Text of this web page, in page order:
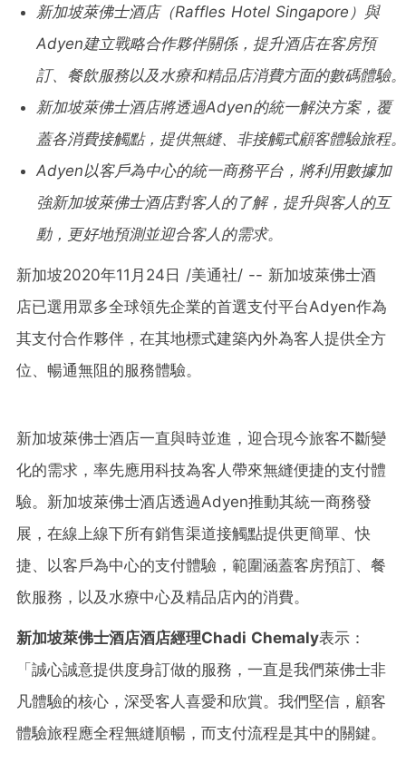
新加坡萊佛士酒店（Raffles Hotel Singapore ）與
Adyen建立戰略合作夥伴關係，提升酒店在客房預
訂、餐飲服務以及水療和精品店消費方面的數碼體驗。
新加坡萊佛士酒店將透過Adyen的統一解決方案，覆
蓋各消費接觸點，提供無縫、非接觸式顧客體驗旅程。
Adyen以客戶為中心的統一商務平台，將利用數據加
強新加坡萊佛士酒店對客人的了解，提升與客人的互
動，更好地預測並迎合客人的需求。
新加坡2020年11月24日 /美通社/ -- 新加坡萊佛士酒
店已選用眾多全球領先企業的首選支付平台Adyen作為
其支付合作夥伴，在其地標式建築內外為客人提供全方
位、暢通無阻的服務體驗。
新加坡萊佛士酒店一直與時並進，迎合現今旅客不斷變
化的需求，率先應用科技為客人帶來無縫便捷的支付體
驗。新加坡萊佛士酒店透過Adyen推動其統一商務發
展，在線上線下所有銷售渠道接觸點提供更簡單、快
捷、以客戶為中心的支付體驗，範圍涵蓋客房預訂、餐
飲服務，以及水療中心及精品店內的消費。
新加坡萊佛士酒店酒店經理Chadi Chemaly表示：
「誠心誠意提供度身訂做的服務，一直是我們萊佛士非
凡體驗的核心，深受客人喜愛和欣賞。我們堅信，顧客
體驗旅程應全程無縫順暢，而支付流程是其中的關鍵。